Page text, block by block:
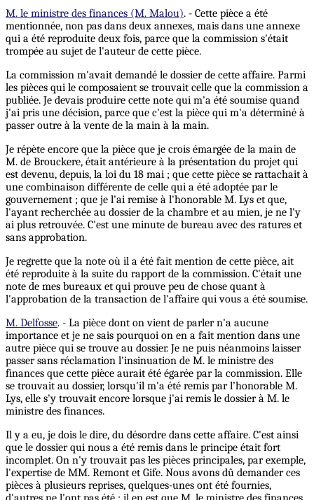
M. le ministre des finances (M. Malou). - Cette pièce a été
mentionnée, non pas dans deux annexes, mais dans une annexe
qui a été reproduite deux fois, parce que la commission s'était
trompée au sujet de l'auteur de cette pièce.
La commission m'avait demandé le dossier de cette affaire. Parmi
les pièces qui le composaient se trouvait celle que la commission a
publiée. Je devais produire cette note qui m'a été soumise quand
j'ai pris une décision, parce que c'est la pièce qui m'a déterminé à
passer outre à la vente de la main à la main.
Je répète encore que la pièce que je crois émargée de la main de
M. de Brouckere, était antérieure à la présentation du projet qui
est devenu, depuis, la loi du 18 mai ; que cette pièce se rattachait à
une combinaison différente de celle qui a été adoptée par le
gouvernement ; que je l'ai remise à l'honorable M. Lys et que,
l'ayant recherchée au dossier de la chambre et au mien, je ne l'y
ai plus retrouvée. C'est une minute de bureau avec des ratures et
sans approbation.
Je regrette que la note où il a été fait mention de cette pièce, ait
été reproduite à la suite du rapport de la commission. C'était une
note de mes bureaux et qui prouve peu de chose quant à
l'approbation de la transaction de l'affaire qui vous a été soumise.
M. Delfosse. - La pièce dont on vient de parler n'a aucune
importance et je ne sais pourquoi on en a fait mention dans une
autre pièce qui se trouve au dossier. Je ne puis néanmoins laisser
passer sans réclamation l'insinuation de M. le ministre des
finances que cette pièce aurait été égarée par la commission. Elle
se trouvait au dossier, lorsqu'il m'a été remis par l’honorable M.
Lys, elle s'y trouvait encore lorsque j'ai remis le dossier à M. le
ministre des finances.
Il y a eu, je dois le dire, du désordre dans cette affaire. C'est ainsi
que le dossier qui nous a été remis dans le principe était fort
incomplet. On n'y trouvait pas les pièces principales, par exemple,
l'expertise de MM. Remont et Gife. Nous avons dû demander ces
pièces à plusieurs reprises, quelques-unes ont été fournies,